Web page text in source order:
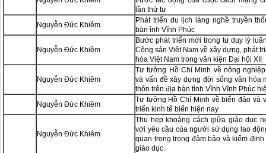
lần thứ tư
Nguyễn Đức Khiêm
Phát triển du lịch làng nghề truyền
bàn ỉnh Vĩnh Phúc
Nguyễn Đức Khiêm
Bước phát triển mới trong tư duy lý
Cộng sản Việt Nam về xây dựng, phát
hóa Việt Nam trong văn kiện Đại hội XII
Nguyễn Đức Khiêm
Tư tưởng Hồ Chí Minh về nông
và vấn đề xây dựng đời sống văn hóa
thôn trên địa bàn tỉnh Vĩnh Vĩnh Phúc
Nguyễn Đức Khiêm
Tư tưởng Hồ Chí Minh về biển đảo và
triển kinh tế biển hiện nay
Nguyễn Đức Khiêm
Thu hẹp khoảng cách giữa giáo dục
với yêu cầu của người sử dụng lao
quan trọng trong đảm bảo và kiểm
giáo dục.